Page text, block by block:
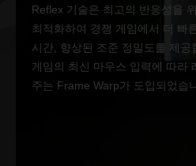
Reflex 기술은 최고의 반응성을
최적화하여 경쟁 게임에서 더 빠
시간, 향상된 조준 정밀도를 제
게임의 최신 마우스 입력에 따라
주는 Frame Warp가 도입되었습